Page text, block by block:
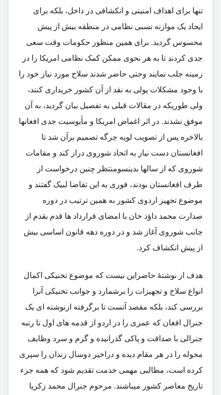
تنها برای اهداف امنیتی و انکشافی در داخل، بلکه برای
ایجاد یک موازنه نسبی نظامی در منطقه بیش از پیش
محسوس گردید. برای همین منظور حکومات وقت سعی
جدی کردند تا به هر نحوی ممکن کمک نظامی امریکا را در
زمینه جلب نمایند وحتی حاضر شدند سلاح مورد نیاز خود را
با وجود مشکلات پولی به نقد از آن کشور خریداری کنند،
ولی طوریکه در مقالات قبلی به تفصیل بیان گردید، به آن
موفق نشدند. در اثر اغماض امریکا و مأیوسیت جدی افغانها
بالاخره پس از تصویب لویه جرگه تصمیم برآن شد تا
افغانستان دست نیاز به اتحاد شوروی دراز کند و مقامات
شوروی که از سالها بدینسومنتظر چنین درخواست از
طرف افغانستان بودند، فوری به این تقاضا لبیک گفتند و
موضوع تجهیز اردوی کشور به همین ترتیب در دوره
صدارت محمد داؤد خان با امضای قرارداد ها قدم بقدم از
جانب شوروی آغاز شد و در دوره دهه قانون اساسی بیش
از پیش انکشاف کرد.
هدف از نوشتۀ حاضراین نیست که موضوع تخنیکی اکمال
انواع سلاح و تجهیزات را برشمارد و جوانب تخنیکی آنرا
بررسی کند، بلکه مقصد آنست تا برگرفته ازنوشته ای یک
جنرال افغان که عمری را در اردو از قدمه های اول تا رتبه
جنرالی با صداقت و پاکی گذرانیده و گرم و سرد وظایف
محوله را در هر مقام دیده و دراخیر دوسال زندان را سپری
کرده است، مطالبی مهمی خدمت تقدیم شود که همه جزء
تاریخ معاصر کشور میباشند. مرحوم جنرال محمد زکریا